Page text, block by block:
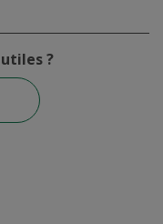
?
par Email